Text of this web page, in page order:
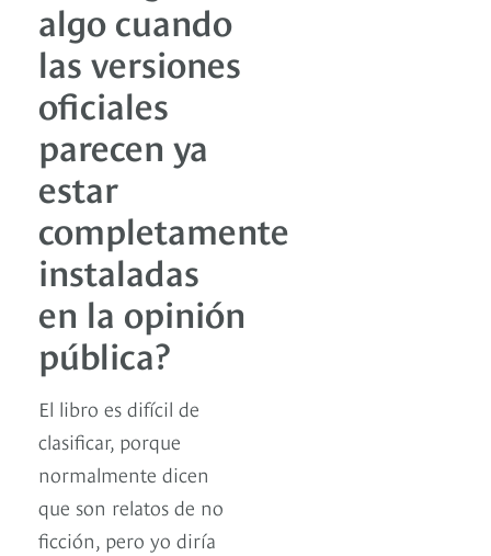
algo cuando
las versiones
oficiales
parecen ya
estar
completamente
instaladas
en la opinión
pública?
El libro es difícil de
clasificar, porque
normalmente dicen
que son relatos de no
ficción, pero yo diría